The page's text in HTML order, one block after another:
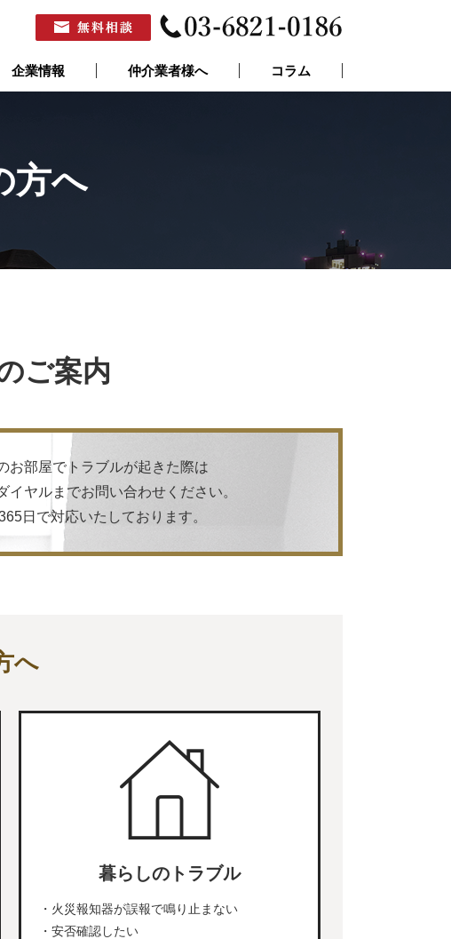
企業情報 仲介業者様へ コラム
方へ
ご案内
お部屋でトラブルが起きた際は
イヤルまでお問い合わせください。
日で対応いたしております。
へ
暮らしのトラブル
・火災報知器が誤報で鳴り止まない
・安否確認したい